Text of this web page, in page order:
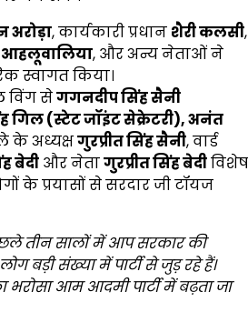
अरोड़ा, कार्यकारी प्रधान शैरी कलसी,
आहलूवालिया, और अन्य नेताओं ने
स्वागत किया।
विंग सेगगनदीप सिंह सैनी
गिल (स्टेट जॉइंट सेक्रेटरी),अनंत
के अध्यक्षगुरप्रीत सिंह सैनी, वार्ड
बेदी और नेतागुरप्रीत सिंह बेदीविशेष
के प्रयासों से सरदार जी टॉयज
तीन सालों में आप सरकार की
बड़ी संख्या में पार्टी से जुड़ रहे हैं।
आम आदमी पार्टी में बढ़ता जा